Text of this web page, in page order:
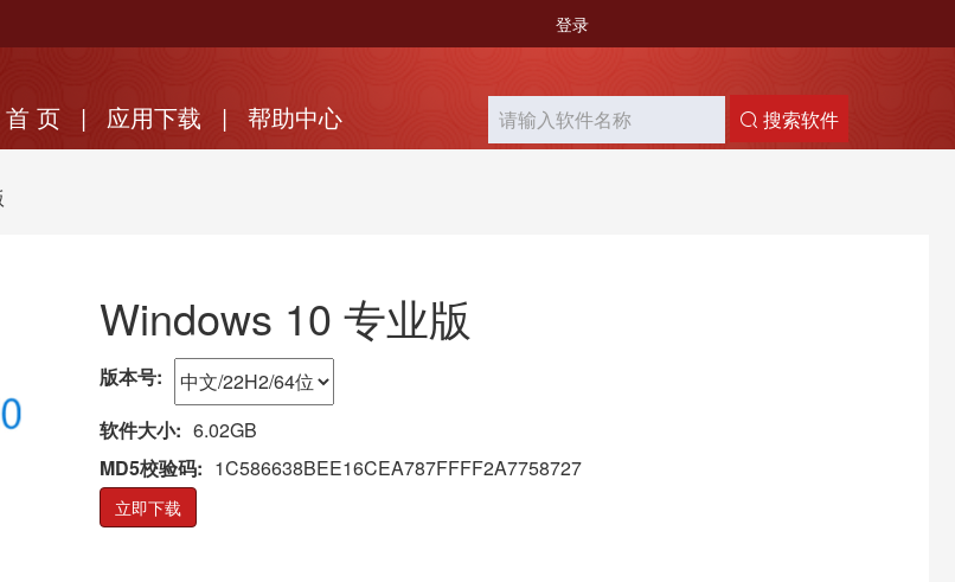
登录
首 页 | 应用下载 | 帮助中心 搜索软件
Windows 10 专业版
版本号:
软件大小: 6.02GB
MD5校验码: 1C586638BEE16CEA787FFFF2A7758727
立即下载